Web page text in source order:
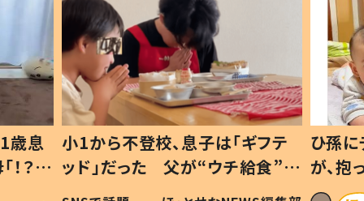
歳息
？」
小1から不登校、息子は「ギフテ
ッド」だった 父が“ウチ給食”を
作り続ける理由とは #令和の親
ひ孫
が、
「涙が